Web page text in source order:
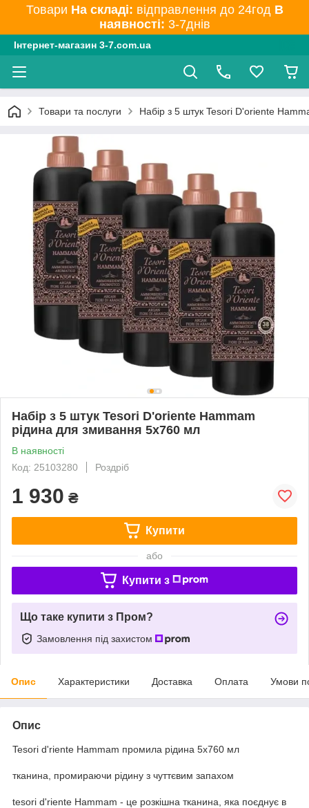
Товари На складі: відправлення до 24год В
наявності: 3-7днів
Інтернет-магазин 3-7.com.ua
Товари та послуги Набір з 5 штук Tesori D'oriente
Набір з 5 штук Tesori D'oriente Hammam
рідина для змивання 5x760 мл
В наявності
Код: 25103280
Роздріб
1 930 ₴
Купити
або
Купити з
Що таке купити з Пром?
Замовлення під захистом
Опис Характеристики Доставка Оплата Умови
Опис
Tesori d'riente Hammam промила рідина 5х760 мл
тканина, промираючи рідину з чуттєвим запахом
tesori d'riente Hammam - це розкішна тканина, яка поєднує в